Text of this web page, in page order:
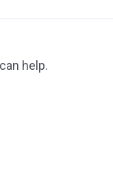
help.